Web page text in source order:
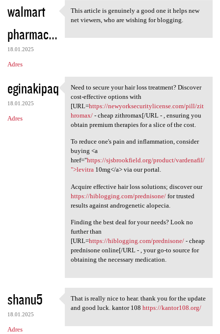
walmart
pharmac...
18.01.2025
Adres
This article is genuinely a
This article is genuinely a good one it helps new
net viewers, who are wishing for blogging.
eginakipaq
18.01.2025
Adres
Need to secure your hair loss
Need to secure your hair loss treatment? Discover
cost-effective options with
[URL=https://newyorksecuritylicense.com/pill/zit
hromax/- cheap zithromax[/URL - , ensuring you
obtain premium therapies for a slice of the cost.
To reduce one's pain and inflammation, consider
buying <a
href="https://sjsbrookfield.org/product/vardenafil/
">levitra10mg</a> via our portal.
Acquire effective hair loss solutions; discover our
https://hiblogging.com/prednisone/for trusted
results against androgenetic alopecia.
Finding the best deal for your needs? Look no
further than
[URL=https://hiblogging.com/prednisone/- cheap
prednisone online[/URL - , your go-to source for
obtaining the necessary medication.
shanu5
18.01.2025
Adres
That is really nice to hear.
That is really nice to hear. thank you for the update
and good luck. kantor 108 https://kantor108.org/